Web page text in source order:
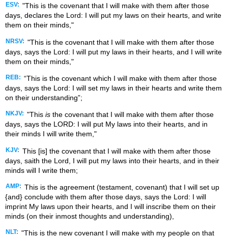
ESV: "This is the covenant that I will make with them after those
days, declares the Lord: I will put my laws on their hearts, and write
them on their minds,"
NRSV: "This is the covenant that I will make with them after those
days, says the Lord: I will put my laws in their hearts, and I will write
them on their minds,"
REB: “This is the covenant which I will make with them after those
days, says the Lord: I will set my laws in their hearts and write them
on their understanding”;
NKJV: "This is the covenant that I will make with them after those
days, says the LORD: I will put My laws into their hearts, and in
their minds I will write them,"
KJV: This [is] the covenant that I will make with them after those
days, saith the Lord, I will put my laws into their hearts, and in their
minds will I write them;
AMP: This is the agreement (testament, covenant) that I will set up
{and} conclude with them after those days, says the Lord: I will
imprint My laws upon their hearts, and I will inscribe them on their
minds (on their inmost thoughts and understanding),
NLT: "This is the new covenant I will make with my people on that